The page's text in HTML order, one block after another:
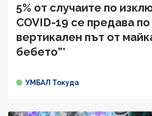
5% от случаите по
COVID-19 се предава по
вертикален път от
бебето”*
УМБАЛ Токуда